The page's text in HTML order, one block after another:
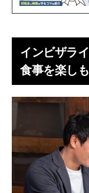
インビザラ
食事を楽し